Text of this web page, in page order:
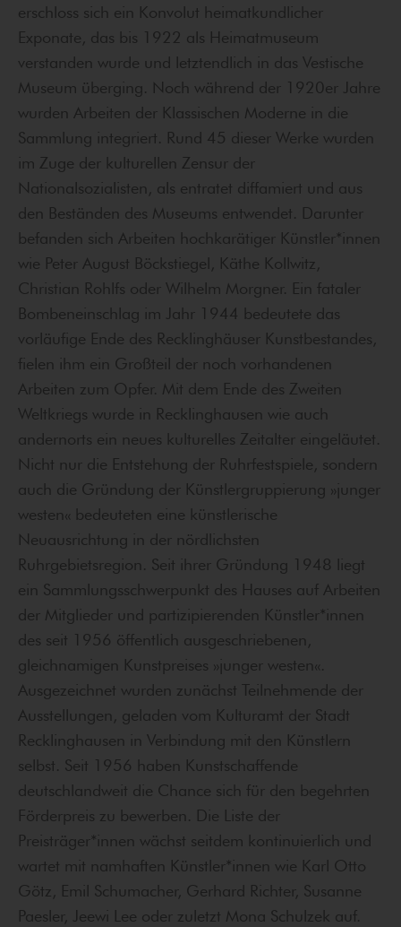
erschloss sich ein Konvolut heimatkundlicher
Exponate, das bis 1922 als Heimatmuseum
verstanden wurde und letztendlich in das Vestische
Museum überging. Noch während der 1920er Jahre
wurden Arbeiten der Klassischen Moderne in die
Sammlung integriert. Rund 45 dieser Werke wurden
im Zuge der kulturellen Zensur der
Nationalsozialisten, als entratet diffamiert und aus
den Beständen des Museums entwendet. Darunter
befanden sich Arbeiten hochkarätiger Künstler*innen
wie Peter August Böckstiegel, Käthe Kollwitz,
Christian Rohlfs oder Wilhelm Morgner. Ein fataler
Bombeneinschlag im Jahr 1944 bedeutete das
vorläufige Ende des Recklinghäuser Kunstbestandes,
fielen ihm ein Großteil der noch vorhandenen
Arbeiten zum Opfer. Mit dem Ende des Zweiten
Weltkriegs wurde in Recklinghausen wie auch
andernorts ein neues kulturelles Zeitalter eingeläutet.
Nicht nur die Entstehung der Ruhrfestspiele, sondern
auch die Gründung der Künstlergruppierung »junger
westen« bedeuteten eine künstlerische
Neuausrichtung in der nördlichsten
Ruhrgebietsregion. Seit ihrer Gründung 1948 liegt
ein Sammlungsschwerpunkt des Hauses auf Arbeiten
der Mitglieder und partizipierenden Künstler*innen
des seit 1956 öffentlich ausgeschriebenen,
gleichnamigen Kunstpreises »junger westen«.
Ausgezeichnet wurden zunächst Teilnehmende der
Ausstellungen, geladen vom Kulturamt der Stadt
Recklinghausen in Verbindung mit den Künstlern
selbst. Seit 1956 haben Kunstschaffende
deutschlandweit die Chance sich für den begehrten
Förderpreis zu bewerben. Die Liste der
Preisträger*innen wächst seitdem kontinuierlich und
wartet mit namhaften Künstler*innen wie Karl Otto
Götz, Emil Schumacher, Gerhard Richter, Susanne
Paesler, Jeewi Lee oder zuletzt Mona Schulzek auf.